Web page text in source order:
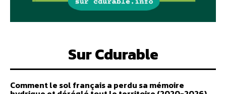
Sur Cdurable
Comment le sol français a perdu sa mémoire